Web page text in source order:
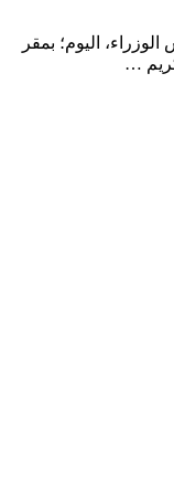
اليوم؛ بمقر
…